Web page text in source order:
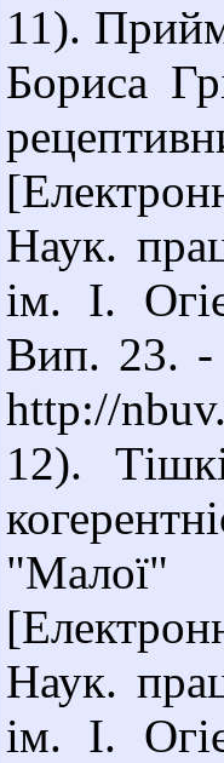
11).
Бориса
Наук.
ім. І.
Вип. 23. -
http://
12).
"Малої"
Наук.
ім. І.